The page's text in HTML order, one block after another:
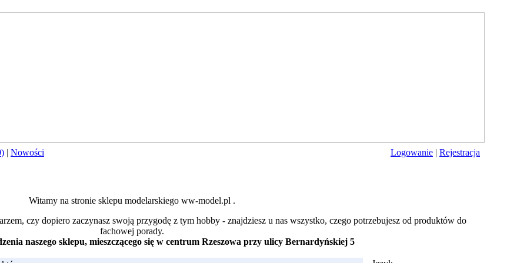
) | Nowości Logowanie | Rejestracja
Witamy na stronie sklepu modelarskiego ww-model.pl .
czy dopiero zaczynasz swoją przygodę z tym hobby - znajdziesz u nas wszystko, czego potrzebujesz od produktów do
fachowej porady.
naszego sklepu, mieszczącego się w centrum Rzeszowa przy ulicy Bernardyńskiej 5